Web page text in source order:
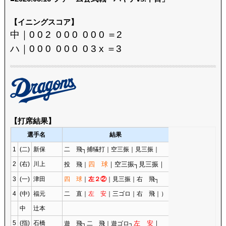
【イニングスコア】
中｜0 0 2 0 0 0 0 0 0 ＝2
ハ｜0 0 0 0 0 0 0 3 x ＝3
【打席結果】
選手名 結果
1 (二) 新保 二 飛┐捕犠打｜空三振｜見三振｜
2 (右) 川上 投 飛｜ 四 球｜空三振┐見三振｜
3 (一) 津田 四 球｜ 左２②｜見三振｜右 飛┐
4 (中) 福元 二 直｜ 左 安｜三ゴロ｜右 飛｜）
中 辻本
5 (指) 石橋 遊 飛┐二 飛｜遊ゴロ┐ 左 安｜